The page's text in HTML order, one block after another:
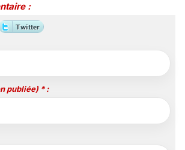
:
publiée) * :